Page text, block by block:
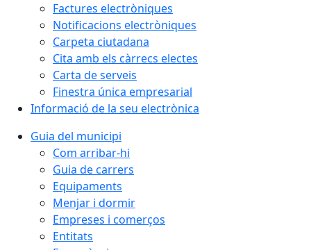
Factures electròniques
Notificacions electròniques
Carpeta ciutadana
Cita amb els càrrecs electes
Carta de serveis
Finestra única empresarial
Informació de la seu electrònica
Guia del municipi
Com arribar-hi
Guia de carrers
Equipaments
Menjar i dormir
Empreses i comerços
Entitats